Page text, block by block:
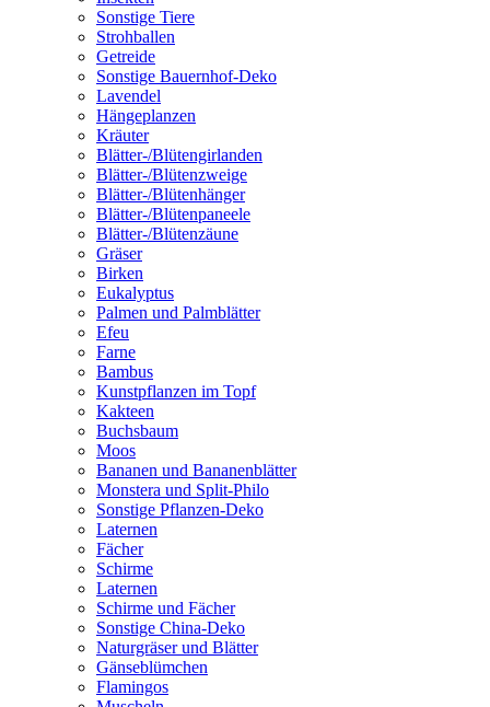
Sonstige Tiere
Strohballen
Getreide
Sonstige Bauernhof-Deko
Lavendel
Hängeplanzen
Kräuter
Blätter-/Blütengirlanden
Blätter-/Blütenzweige
Blätter-/Blütenhänger
Blätter-/Blütenpaneele
Blätter-/Blütenzäune
Gräser
Birken
Eukalyptus
Palmen und Palmblätter
Efeu
Farne
Bambus
Kunstpflanzen im Topf
Kakteen
Buchsbaum
Moos
Bananen und Bananenblätter
Monstera und Split-Philo
Sonstige Pflanzen-Deko
Laternen
Fächer
Schirme
Laternen
Schirme und Fächer
Sonstige China-Deko
Naturgräser und Blätter
Gänseblümchen
Flamingos